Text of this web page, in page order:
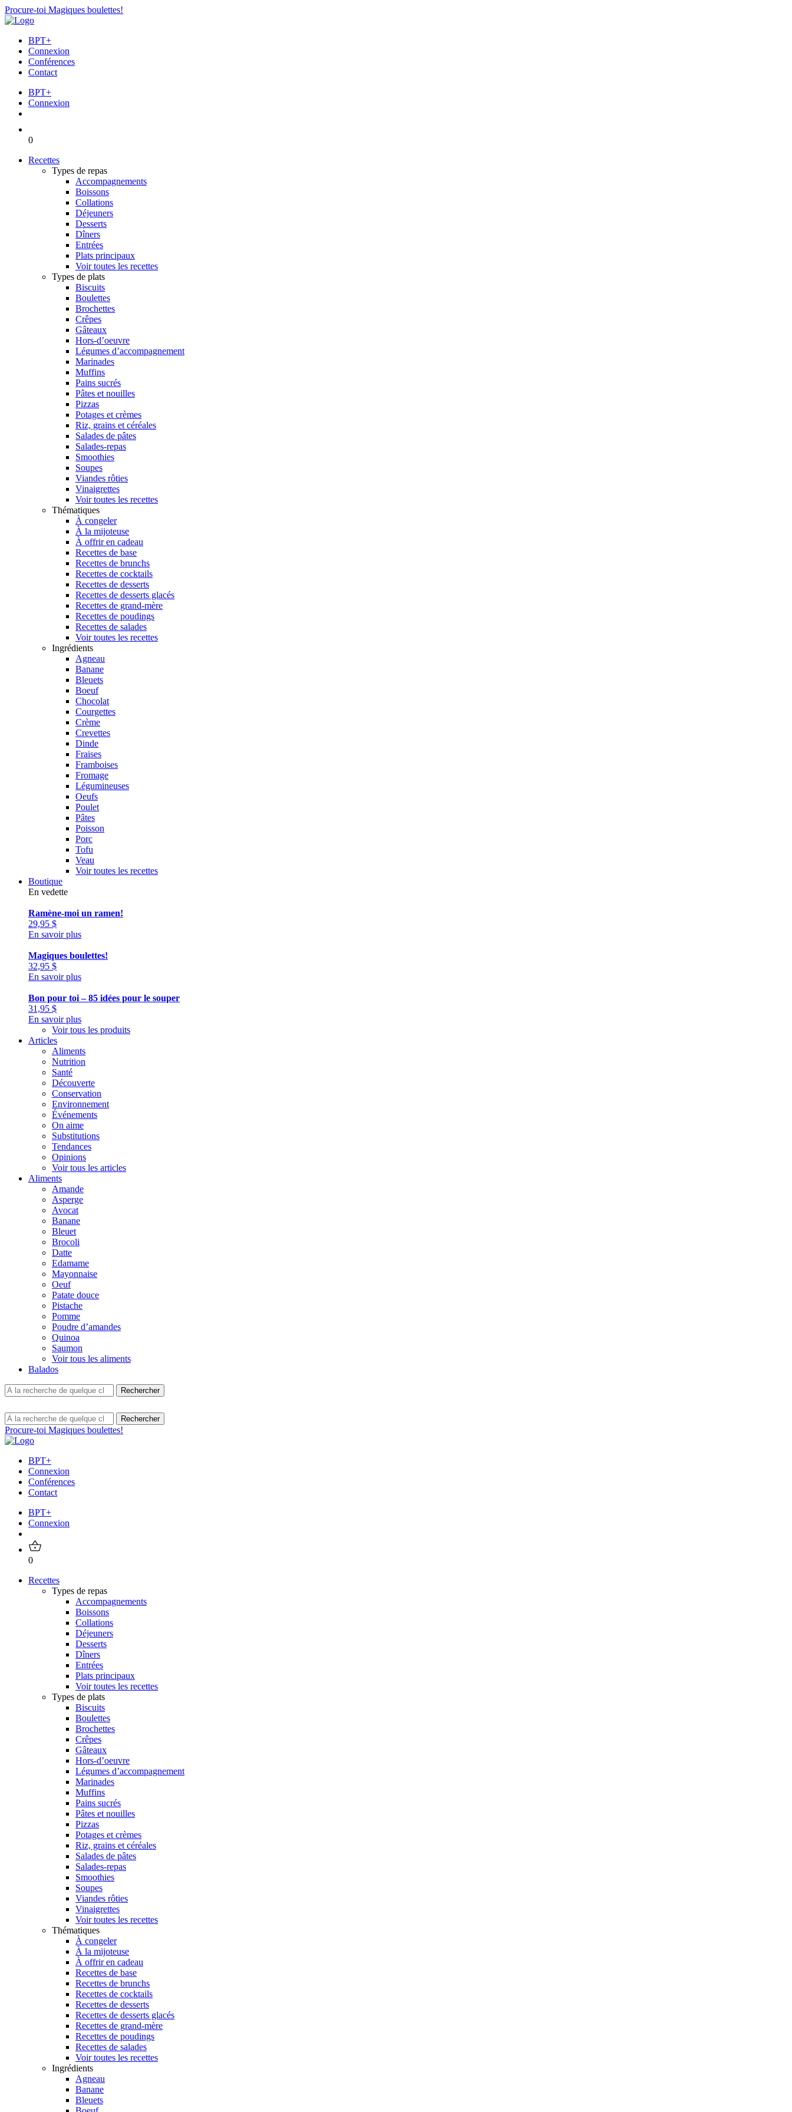
Procure-toi Magiques boulettes!
BPT+
Connexion
Conférences
Contact
BPT+
Connexion
0
Recettes
Types de repas
Accompagnements
Boissons
Collations
Déjeuners
Desserts
Dîners
Entrées
Plats principaux
Voir toutes les recettes
Types de plats
Biscuits
Boulettes
Brochettes
Crêpes
Gâteaux
Hors-d’oeuvre
Légumes d’accompagnement
Marinades
Muffins
Pains sucrés
Pâtes et nouilles
Pizzas
Potages et crèmes
Riz, grains et céréales
Salades de pâtes
Salades-repas
Smoothies
Soupes
Viandes rôties
Vinaigrettes
Voir toutes les recettes
Thématiques
À congeler
À la mijoteuse
À offrir en cadeau
Recettes de base
Recettes de brunchs
Recettes de cocktails
Recettes de desserts
Recettes de desserts glacés
Recettes de grand-mère
Recettes de poudings
Recettes de salades
Voir toutes les recettes
Ingrédients
Agneau
Banane
Bleuets
Boeuf
Chocolat
Courgettes
Crème
Crevettes
Dinde
Fraises
Framboises
Fromage
Légumineuses
Oeufs
Poulet
Pâtes
Poisson
Porc
Tofu
Veau
Voir toutes les recettes
Boutique
En vedette
Ramène-moi un ramen!
29,95 $
En savoir plus
Magiques boulettes!
32,95 $
En savoir plus
Bon pour toi – 85 idées pour le souper
31,95 $
En savoir plus
Voir tous les produits
Articles
Aliments
Nutrition
Santé
Découverte
Conservation
Environnement
Événements
On aime
Substitutions
Tendances
Opinions
Voir tous les articles
Aliments
Amande
Asperge
Avocat
Banane
Bleuet
Brocoli
Datte
Edamame
Mayonnaise
Oeuf
Patate douce
Pistache
Pomme
Poudre d’amandes
Quinoa
Saumon
Voir tous les aliments
Balados
Procure-toi Magiques boulettes!
BPT+
Connexion
Conférences
Contact
BPT+
Connexion
0
Recettes
Types de repas
Accompagnements
Boissons
Collations
Déjeuners
Desserts
Dîners
Entrées
Plats principaux
Voir toutes les recettes
Types de plats
Biscuits
Boulettes
Brochettes
Crêpes
Gâteaux
Hors-d’oeuvre
Légumes d’accompagnement
Marinades
Muffins
Pains sucrés
Pâtes et nouilles
Pizzas
Potages et crèmes
Riz, grains et céréales
Salades de pâtes
Salades-repas
Smoothies
Soupes
Viandes rôties
Vinaigrettes
Voir toutes les recettes
Thématiques
À congeler
À la mijoteuse
À offrir en cadeau
Recettes de base
Recettes de brunchs
Recettes de cocktails
Recettes de desserts
Recettes de desserts glacés
Recettes de grand-mère
Recettes de poudings
Recettes de salades
Voir toutes les recettes
Ingrédients
Agneau
Banane
Bleuets